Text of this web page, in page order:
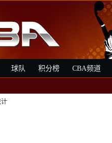
球队 积分榜 CBA频道